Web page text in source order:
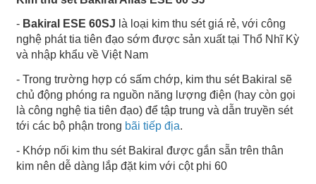
- Bakiral ESE 60SJ là loại kim thu sét giá rẻ, với công
nghệ phát tia tiên đạo sớm được sản xuất tại Thổ Nhĩ Kỳ
và nhập khẩu về Việt Nam
- Trong trường hợp có sấm chớp, kim thu sét Bakiral sẽ
chủ động phóng ra nguồn năng lượng điện (hay còn gọi
là công nghệ tia tiên đạo) để tập trung và dẫn truyền sét
tới các bộ phận trong bãi tiếp địa.
- Khớp nối kim thu sét Bakiral được gắn sẵn trên thân
kim nên dễ dàng lắp đặt kim với cột phi 60